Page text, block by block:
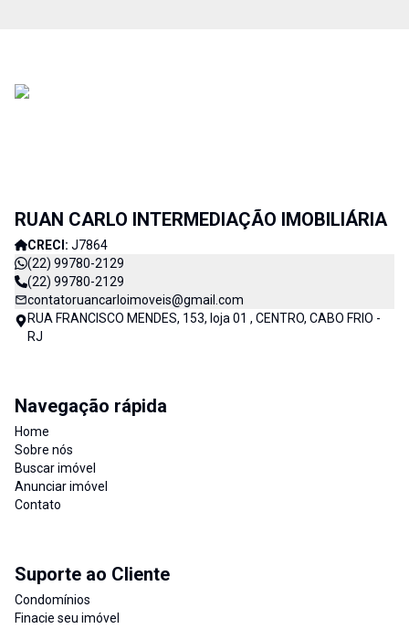
RUAN CARLO INTERMEDIAÇÃO IMOBILIÁRIA
CRECI: J7864
(22) 99780-2129
(22) 99780-2129
contatoruancarloimoveis@gmail.com
RUA FRANCISCO MENDES, 153, loja 01 , CENTRO, CABO FRIO -
RJ
Navegação rápida
Home
Sobre nós
Buscar imóvel
Anunciar imóvel
Contato
Suporte ao Cliente
Condomínios
Finacie seu imóvel